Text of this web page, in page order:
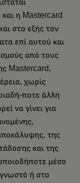
και η Mastercard
στο εξής τον
επί αυτού και
από τους
Mastercard,
χωρίς
ποτε άλλη
να γίνει για
της
και της
μέσο
ή στο